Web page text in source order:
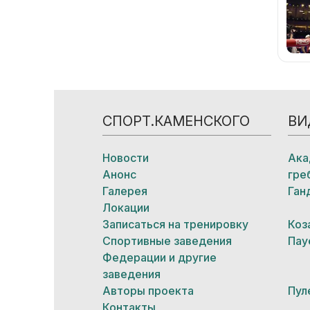
СПОРТ.КАМЕНСКОГО
Новости
Анонс
Галерея
Локации
Записаться на тренировку
Спортивные заведения
Федерации и другие
заведения
Авторы проекта
Контакты